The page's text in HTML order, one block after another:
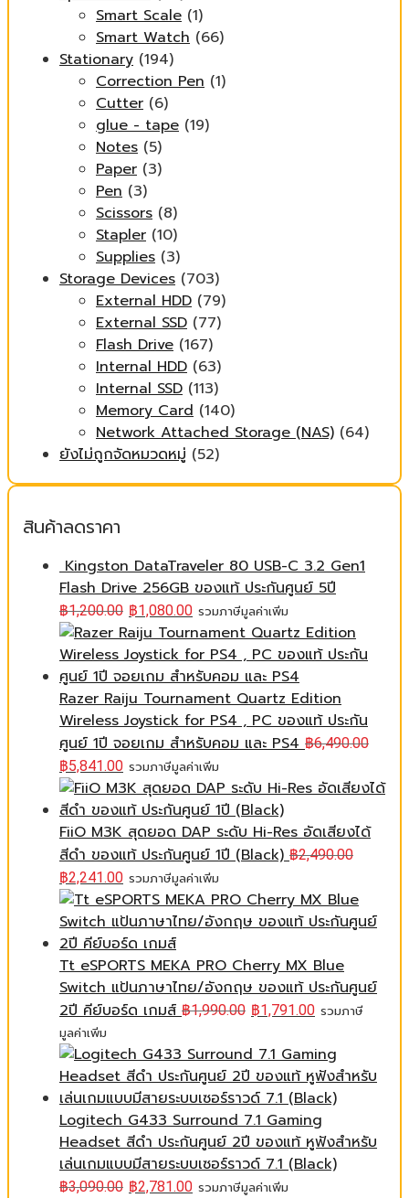
Smart Scale (1)
Smart Watch (66)
Stationary (194)
Correction Pen (1)
Cutter (6)
glue - tape (19)
Notes (5)
Paper (3)
Pen (3)
Scissors (8)
Stapler (10)
Supplies (3)
Storage Devices (703)
External HDD (79)
External SSD (77)
Flash Drive (167)
Internal HDD (63)
Internal SSD (113)
Memory Card (140)
Network Attached Storage (NAS) (64)
ยังไม่ถูกจัดหมวดหมู่ (52)
สินค้าลดราคา
Kingston DataTraveler 80 USB-C 3.2 Gen1
Flash Drive 256GB ของแท้ ประกันศูนย์ 5ปี
฿1,200.00 ฿1,080.00 รวมภาษีมูลค่าเพิ่ม
Razer Raiju Tournament Quartz Edition
Wireless Joystick for PS4 , PC ของแท้ ประกัน
ศูนย์ 1ปี จอยเกม สำหรับคอม และ PS4 ฿6,490.00
฿5,841.00 รวมภาษีมูลค่าเพิ่ม
FiiO M3K สุดยอด DAP ระดับ Hi-Res อัดเสียงได้
สีดำ ของแท้ ประกันศูนย์ 1ปี (Black) ฿2,490.00
฿2,241.00 รวมภาษีมูลค่าเพิ่ม
Tt eSPORTS MEKA PRO Cherry MX Blue
Switch แป้นภาษาไทย/อังกฤษ ของแท้ ประกันศูนย์
2ปี คีย์บอร์ด เกมส์ ฿1,990.00 ฿1,791.00 รวมภาษี
มูลค่าเพิ่ม
Logitech G433 Surround 7.1 Gaming
Headset สีดำ ประกันศูนย์ 2ปี ของแท้ หูฟังสำหรับ
เล่นเกมแบบมีสายระบบเซอร์ราวด์ 7.1 (Black)
฿3,090.00 ฿2,781.00 รวมภาษีมูลค่าเพิ่ม